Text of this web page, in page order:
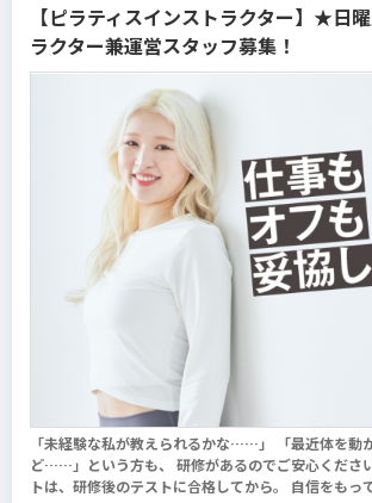
【ピラティスインストラクター】★日
ラクター兼運営スタッフ募集！
「未経験な私が教えられるかな……」 「最近体を動
ど……」という方も、 研修があるのでご安心ください◎ お客様のサ
トは、研修後のテストに合格してから。 自信をもっ